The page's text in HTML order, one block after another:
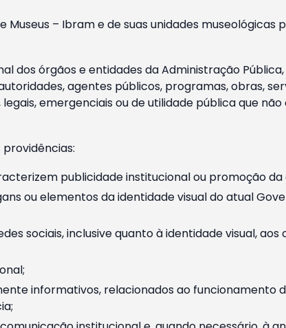
– Ibram e de suas unidades museológicas
dos órgãos e entidades da Administração
agentes públicos, programas, obras,
emergenciais ou de utilidade pública que
publicidade institucional ou promoção da
ou elementos da identidade visual do atual
sociais, inclusive quanto à identidade visual, aos
informativos, relacionados ao funcionamento